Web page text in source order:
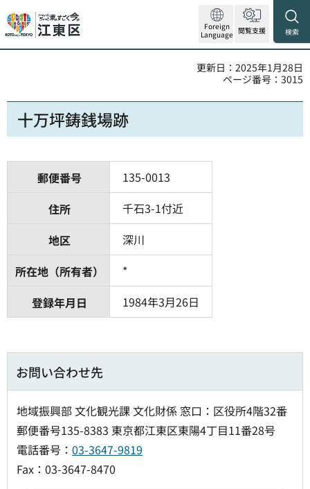
Foreign
Language 閲覧支援 検索
更新日：2025年1月28日
ページ番号：3015
十万坪鋳銭場跡
郵便番号
135-0013
住所
千石3-1付近
地区
深川
所在地（所有者）
*
登録年月日
1984年3月26日
お問い合わせ先
地域振興部 文化観光課 文化財係 窓口：区役所4階32番
郵便番号135-8383 東京都江東区東陽4丁目11番28号
電話番号： 03-3647-9819
Fax：03-3647-8470